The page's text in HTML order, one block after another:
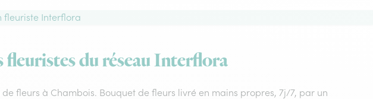
fleuriste Interflora
du réseau Interflora
fleurs à Chambois. Bouquet de fleurs livré en mains propres, 7j/7, par un